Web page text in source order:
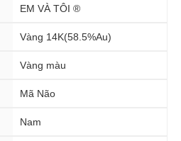
EM VÀ TÔI ®
Vàng 14K(58.5%Au)
Vàng màu
Mã Não
Nam